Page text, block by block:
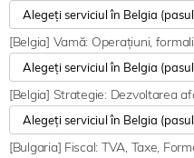
[Belgia] Vamă: Operațiuni,
[Belgia] Strategie: Dezvoltarea
[Bulgaria] Fiscal: TVA, Taxe,